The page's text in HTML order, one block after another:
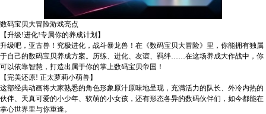
数码宝贝大冒险游戏亮点
【升级!进化!专属你的养成计划】
升级吧，亚古兽！究极进化，战斗暴龙兽！在《数码宝贝大冒险》里，你能拥有独属
于自己的数码宝贝养成方案。历练、进化、友谊、羁绊……在这场养成大作战中，你
可以依靠智慧，打造出属于你的掌上数码宝贝帝国！
【完美还原! 正太萝莉小萌兽】
这部经典动画将大家熟悉的角色形象原汁原味地呈现，充满活力的队长、外冷内热的
伙伴、天真可爱的小少年、软萌的小女孩，还有形态各异的数码伙伴们，如今都能在
掌心世界里与你重逢。